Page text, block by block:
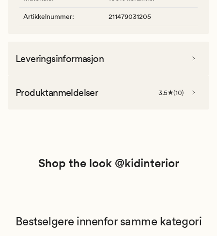
Artikkelnummer: 211479031205
Leveringsinformasjon
Produktanmeldelser 3.5 (10)
Shop the look @kidinterior
Bestselgere innenfor samme kategori